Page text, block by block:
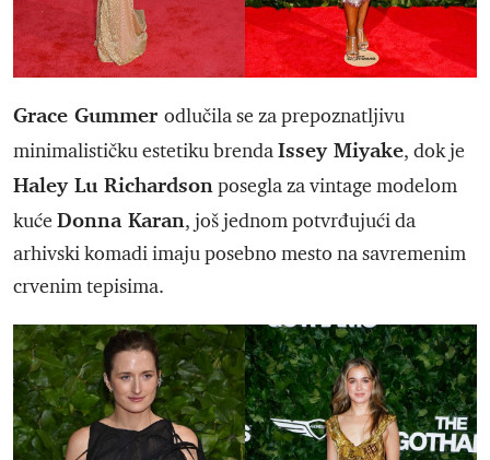
Grace Gummer odlučila se za prepoznatljivu
minimalističku estetiku brendaIssey Miyake, dok je
Haley Lu Richardsonposegla za vintage modelom
kuće Donna Karan, još jednom potvrđujući da
arhivski komadi imaju posebno mesto na savremenim
crvenim tepisima.